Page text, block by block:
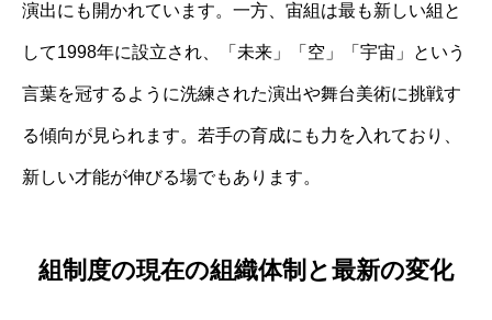
演出にも開かれています。一方、宙組は最も新しい組と
して1998年に設立され、「未来」「空」「宇宙」という
言葉を冠するように洗練された演出や舞台美術に挑戦す
る傾向が見られます。若手の育成にも力を入れており、
新しい才能が伸びる場でもあります。
組制度の現在の組織体制と最新の変化